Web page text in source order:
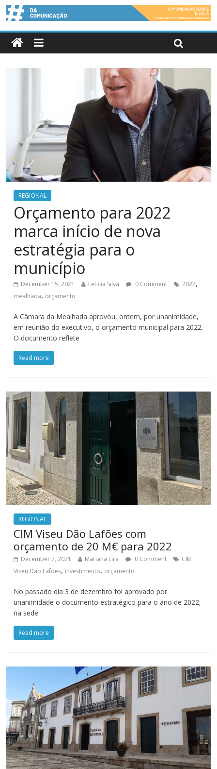
REGIONAL
Orçamento para 2022
marca início de nova
estratégia para o
município
December 15, 2021 Leticia Silva 0 Comment 2022,
mealhada, orçamento
A Câmara da Mealhada aprovou, ontem, por unanimidade,
em reunião do executivo, o orçamento municipal para 2022.
O documento reflete
Read more
REGIONAL
CIM Viseu Dão Lafões com
orçamento de 20 M€ para 2022
December 7, 2021 Mariana Lira 0 Comment
CIM
Viseu Dão Lafões, investimento, orçamento
No passado dia 3 de dezembro foi aprovado por
unanimidade o documento estratégico para o ano de 2022,
na sede
Read more